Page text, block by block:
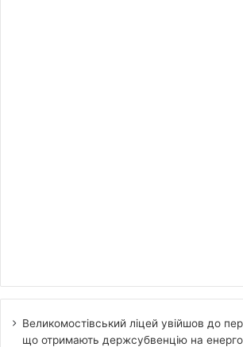
Великомостівський ліцей увійшов до
що отримають держсубвенцію на